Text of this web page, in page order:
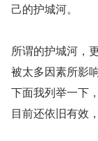
己的护城河。
所谓的护城河，
被太多因素所影
下面我列举一下
目前还依旧有效